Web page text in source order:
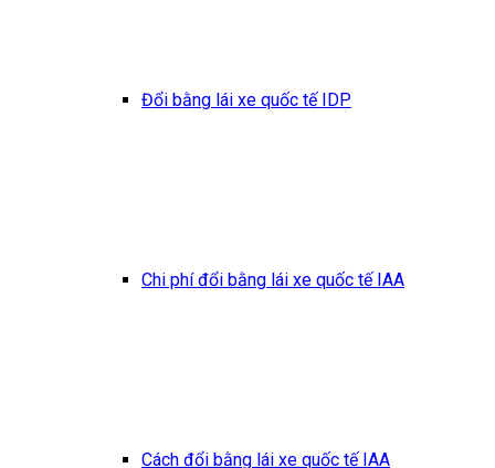
Đổi bằng lái xe quốc tế IDP
Chi phí đổi bằng lái xe quốc tế IAA
Cách đổi bằng lái xe quốc tế IAA